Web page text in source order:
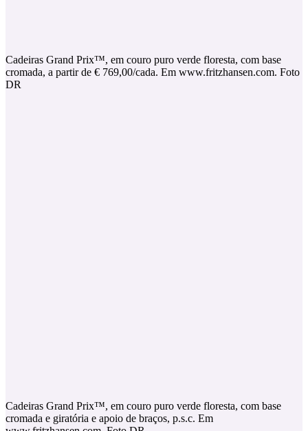
Cadeiras Grand Prix™, em couro puro verde floresta, com base
cromada, a partir de € 769,00/cada. Em www.fritzhansen.com. Foto
DR
Cadeiras Grand Prix™, em couro puro verde floresta, com base
cromada e giratória e apoio de braços, p.s.c. Em